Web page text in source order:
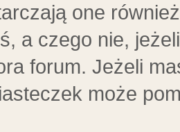
one
a czego nie,
forum. Jeżeli
może